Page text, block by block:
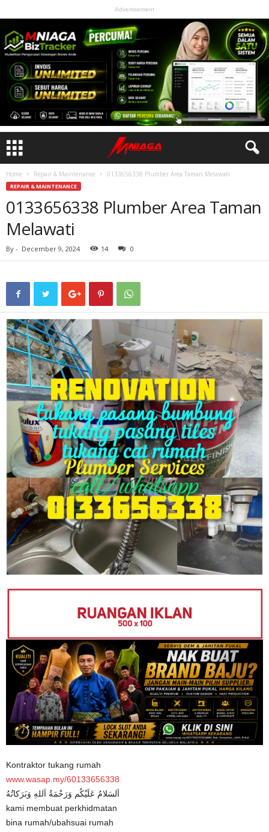
Advertisement
Home Repair & Maintenance 0133656338 Plumber Area Taman Melawati
REPAIR & MAINTENANCE
0133656338 Plumber Area Taman
Melawati
By - December 9, 2024 14 0
Kontraktor tukang rumah
www.wasap.my/60133656338
اَلسَلامُ عَلَيْكُم وَرَحْمَةُ اَللهِ وَبَرَكاتُهُ
kami membuat perkhidmatan
bina rumah/ubahsuai rumah